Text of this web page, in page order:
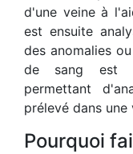
d'une veine à
est ensuite
des anomalies
de sang est
permettant
prélevé dans une
Pourquoi